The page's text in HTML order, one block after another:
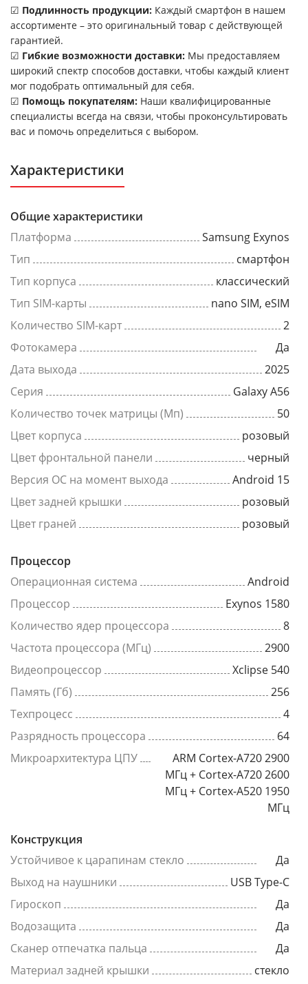
☑ Подлинность продукции: Каждый смартфон в нашем
ассортименте – это оригинальный товар с действующей
гарантией.
☑ Гибкие возможности доставки: Мы предоставляем
широкий спектр способов доставки, чтобы каждый клиент
мог подобрать оптимальный для себя.
☑ Помощь покупателям: Наши квалифицированные
специалисты всегда на связи, чтобы проконсультировать
вас и помочь определиться с выбором.
Характеристики
Общие характеристики
Платформа
Samsung Exynos
Тип
смартфон
Тип корпуса
классический
Тип SIM-карты
nano SIM, eSIM
Количество SIM-карт
2
Фотокамера
Да
Дата выхода
2025
Серия
Galaxy A56
Количество точек матрицы (Мп)
50
Цвет корпуса
розовый
Цвет фронтальной панели
черный
Версия ОС на момент выхода
Android 15
Цвет задней крышки
розовый
Цвет граней
розовый
Процессор
Операционная система
Android
Процессор
Exynos 1580
Количество ядер процессора
8
Частота процессора (МГц)
2900
Видеопроцессор
Xclipse 540
Память (Гб)
256
Техпроцесс
4
Разрядность процессора
64
Микроархитектура ЦПУ
ARM Cortex-A720 2900
МГц + Cortex-A720 2600
МГц + Cortex-A520 1950
МГц
Конструкция
Устойчивое к царапинам стекло
Да
Выход на наушники
USB Type-C
Гироскоп
Да
Водозащита
Да
Сканер отпечатка пальца
Да
Материал задней крышки
стекло